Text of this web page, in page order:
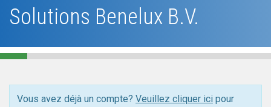
Solutions Benelux B.V.
Vous avez déjà un compte? Veuillez cliquer ici pour